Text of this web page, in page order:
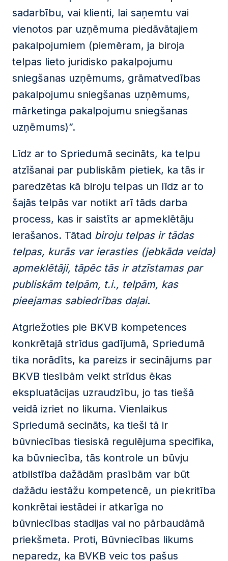
sadarbību, vai klienti, lai saņemtu vai
vienotos par uzņēmuma piedāvātajiem
pakalpojumiem (piemēram, ja biroja
telpas lieto juridisko pakalpojumu
sniegšanas uzņēmums, grāmatvedības
pakalpojumu sniegšanas uzņēmums,
mārketinga pakalpojumu sniegšanas
uzņēmums)”.
Līdz ar to Spriedumā secināts, ka telpu
atzīšanai par publiskām pietiek, ka tās ir
paredzētas kā biroju telpas un līdz ar to
šajās telpās var notikt arī tāds darba
process, kas ir saistīts ar apmeklētāju
ierašanos. Tātad biroju telpas ir tādas
telpas, kurās var ierasties (jebkāda veida)
apmeklētāji, tāpēc tās ir atzīstamas par
publiskām telpām, t.i., telpām, kas
pieejamas sabiedrības daļai.
Atgriežoties pie BKVB kompetences
konkrētajā strīdus gadījumā, Spriedumā
tika norādīts, ka pareizs ir secinājums par
BKVB tiesībām veikt strīdus ēkas
ekspluatācijas uzraudzību, jo tas tiešā
veidā izriet no likuma. Vienlaikus
Spriedumā secināts, ka tieši tā ir
būvniecības tiesiskā regulējuma specifika,
ka būvniecība, tās kontrole un būvju
atbilstība dažādām prasībām var būt
dažādu iestāžu kompetencē, un piekritība
konkrētai iestādei ir atkarīga no
būvniecības stadijas vai no pārbaudāmā
priekšmeta. Proti, Būvniecības likums
neparedz, ka BVKB veic tos pašus